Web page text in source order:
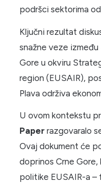
podršci sektorima
Ključni rezultat
snažne veze
Gore u okviru
region (EUSAIR),
Plava održiva
U ovom kontekstu
Paper razgovaralo
Ovaj dokument će
doprinos Crne Gore,
politike EUSAIR-a –